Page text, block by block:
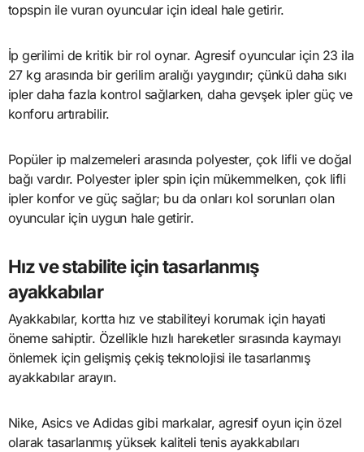
topspin ile vuran oyuncular için ideal hale getirir.
İp gerilimi de kritik bir rol oynar. Agresif oyuncular için 23 ila
27 kg arasında bir gerilim aralığı yaygındır; çünkü daha sıkı
ipler daha fazla kontrol sağlarken, daha gevşek ipler güç ve
konforu artırabilir.
Popüler ip malzemeleri arasında polyester, çok lifli ve doğal
bağı vardır. Polyester ipler spin için mükemmelken, çok lifli
ipler konfor ve güç sağlar; bu da onları kol sorunları olan
oyuncular için uygun hale getirir.
Hız ve stabilite için tasarlanmış
ayakkabılar
Ayakkabılar, kortta hız ve stabiliteyi korumak için hayati
öneme sahiptir. Özellikle hızlı hareketler sırasında kaymayı
önlemek için gelişmiş çekiş teknolojisi ile tasarlanmış
ayakkabılar arayın.
Nike, Asics ve Adidas gibi markalar, agresif oyun için özel
olarak tasarlanmış yüksek kaliteli tenis ayakkabıları